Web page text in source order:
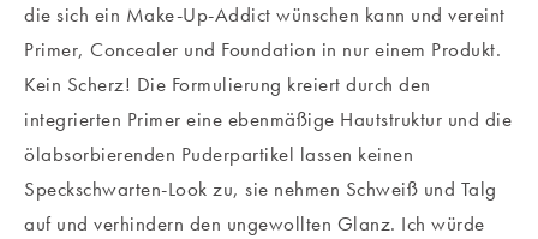
die sich ein Make-Up-Addict wünschen kann und vereint
Primer, Concealer und Foundation in nur einem Produkt.
Kein Scherz! Die Formulierung kreiert durch den
integrierten Primer eine ebenmäßige Hautstruktur und die
ölabsorbierenden Puderpartikel lassen keinen
Speckschwarten-Look zu, sie nehmen Schweiß und Talg
auf und verhindern den ungewollten Glanz. Ich würde